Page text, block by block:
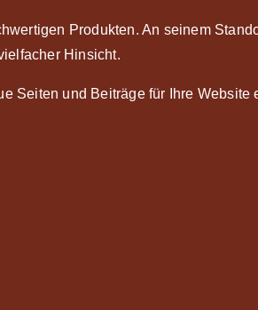
Produkten. An seinem
Hinsicht.
Seiten und Beiträge für Ihre Website